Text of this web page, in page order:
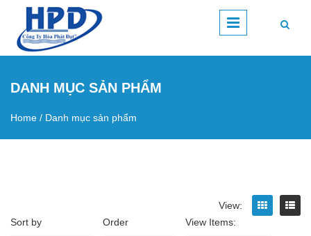
Skip to main content
DANH MỤC SẢN PHẨM
You are here
Home / Danh mục sản phẩm
View:
Sort by
Order View Items: